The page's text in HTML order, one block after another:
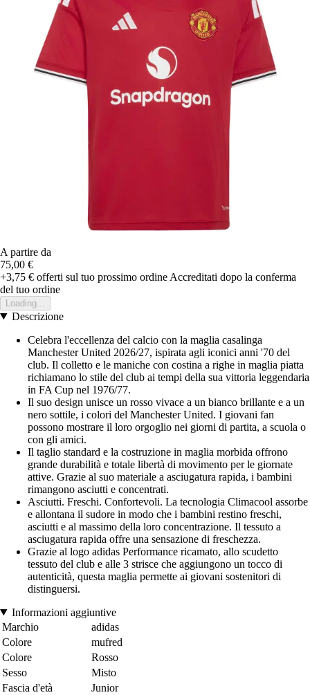
A partire da
75,00 €
+3,75 € offerti sul tuo prossimo ordine Accreditati dopo la conferma
del tuo ordine
Loading...
Descrizione
Celebra l'eccellenza del calcio con la maglia casalinga
Manchester United 2026/27, ispirata agli iconici anni '70 del
club. Il colletto e le maniche con costina a righe in maglia piatta
richiamano lo stile del club ai tempi della sua vittoria leggendaria
in FA Cup nel 1976/77.
Il suo design unisce un rosso vivace a un bianco brillante e a un
nero sottile, i colori del Manchester United. I giovani fan
possono mostrare il loro orgoglio nei giorni di partita, a scuola o
con gli amici.
Il taglio standard e la costruzione in maglia morbida offrono
grande durabilità e totale libertà di movimento per le giornate
attive. Grazie al suo materiale a asciugatura rapida, i bambini
rimangono asciutti e concentrati.
Asciutti. Freschi. Confortevoli. La tecnologia Climacool assorbe
e allontana il sudore in modo che i bambini restino freschi,
asciutti e al massimo della loro concentrazione. Il tessuto a
asciugatura rapida offre una sensazione di freschezza.
Grazie al logo adidas Performance ricamato, allo scudetto
tessuto del club e alle 3 strisce che aggiungono un tocco di
autenticità, questa maglia permette ai giovani sostenitori di
distinguersi.
Informazioni aggiuntive
Marchio
adidas
Colore
mufred
Colore
Rosso
Sesso
Misto
Fascia d'età
Junior